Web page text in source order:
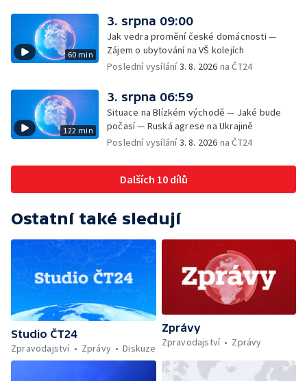
60 min
3. srpna 09:00
Jak vedra promění české domácnosti —
Zájem o ubytování na VŠ kolejích
Poslední vysílání3. 8. 2026 na ČT24
122 min
3. srpna 06:59
Situace na Blízkém východě — Jaké bude
počasí — Ruská agrese na Ukrajině
Poslední vysílání3. 8. 2026 na ČT24
Dalších 10 dílů
Ostatní také sledují
Studio ČT24
Zpravodajství
Zprávy Diskuze
Zprávy
Zpravodajství
Zprávy